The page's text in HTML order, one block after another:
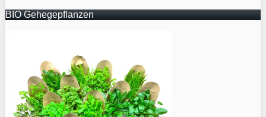
BIO Gehegepflanzen